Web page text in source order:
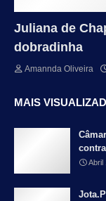
Juliana de
dobradinha
Amannda Oliveira
MAIS
Abril